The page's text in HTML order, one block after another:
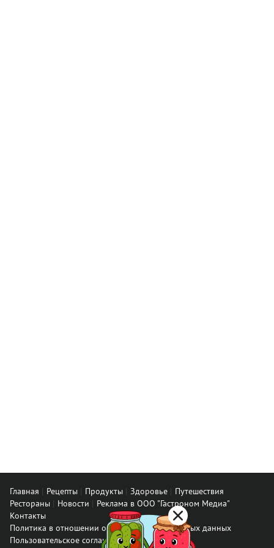
Главная Рецепты Продукты Здоровье
Путешествия
Рестораны
Новости
Реклама в ООО "Гастроном Медиа"
Контакты
Политика в отношении обработки персональных данных
Пользовательское соглашение